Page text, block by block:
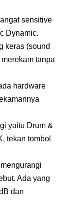
sensitive
Dynamic.
keras (sound
tanpa
hardware
yaitu Drum &
tekan tombol
Ada yang
dan